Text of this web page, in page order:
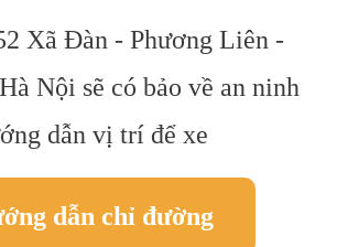
Xã Đàn - Phương Liên -
Nội sẽ có bảo về an ninh
dẫn vị trí để xe
dẫn chỉ đường